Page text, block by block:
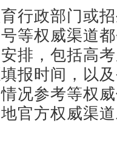
政部门或招
等权威渠道
排，包括高
报时间，以
况参考等权
官方权威渠